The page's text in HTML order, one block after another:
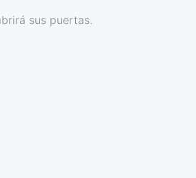
sus puertas.